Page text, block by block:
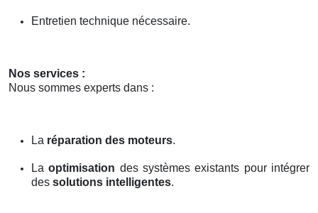
Entretien technique nécessaire.
Nos services :
Nous sommes experts dans :
La réparation des moteurs.
Laoptimisation des systèmes existants pour intégrer
des solutions intelligentes.